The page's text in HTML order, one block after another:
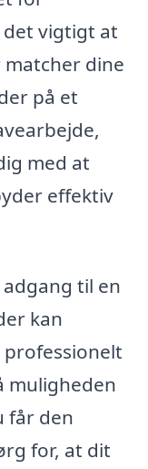
det vigtigt at
dine
på et
med at
effektiv
til en
kan
muligheden
får den
for, at dit